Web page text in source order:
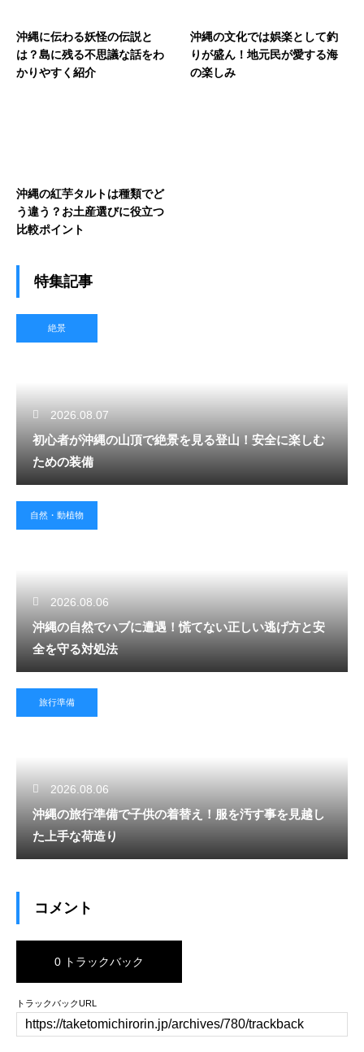
沖縄に伝わる妖怪の伝説と
は？島に残る不思議な話をわ
かりやすく紹介
沖縄の文化では娯楽として釣
りが盛ん！地元民が愛する海
の楽しみ
沖縄の紅芋タルトは種類でど
う違う？お土産選びに役立つ
比較ポイント
特集記事
絶景
2026.08.07
初心者が沖縄の山頂で絶景を見る登山！安全に楽しむ
ための装備
自然・動植物
2026.08.06
沖縄の自然でハブに遭遇！慌てない正しい逃げ方と安
全を守る対処法
旅行準備
2026.08.06
沖縄の旅行準備で子供の着替え！服を汚す事を見越し
た上手な荷造り
コメント
0 トラックバック
トラックバックURL